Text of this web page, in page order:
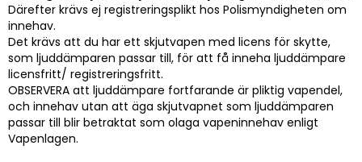
Därefter krävs ej registreringsplikt hos Polismyndigheten om
innehav.
Det krävs att du har ett skjutvapen med licens för skytte,
som ljuddämparen passar till, för att få inneha ljuddämpare
licensfritt/ registreringsfritt.
OBSERVERA att ljuddämpare fortfarande är pliktig vapendel,
och innehav utan att äga skjutvapnet som ljuddämparen
passar till blir betraktat som olaga vapeninnehav enligt
Vapenlagen.